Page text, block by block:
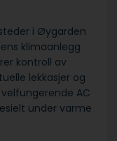
i Øygarden
klimaanlegg
kontroll av
lekkasjer og
AC
under varme